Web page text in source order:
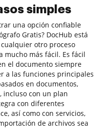
simples
una opción confiable
Gratis? DocHub está
otro proceso
mucho más fácil. Es fácil
el documento siempre
a las funciones principales
en documentos,
incluso con un plan
con diferentes
así como con servicios,
de archivos sea